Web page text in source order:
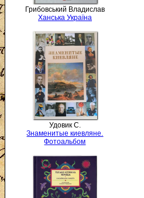
Грибовський Владислав
Ханська Україна
Удовик С.
Знаменитые киевляне.
Фотоальбом